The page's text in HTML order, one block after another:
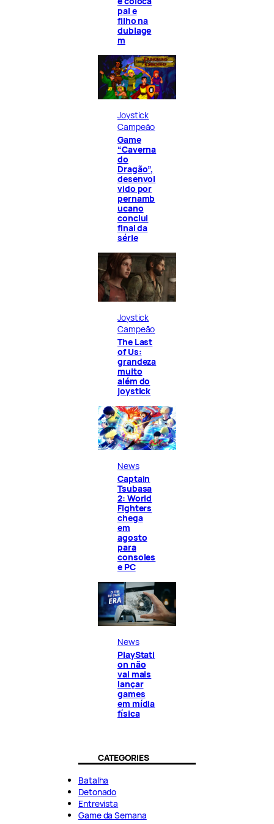
pai e
filho na
dublage
m
Joystick
Campeão
Game
“Caverna
do
Dragão”,
desenvol
vido por
pernamb
ucano
conclui
final da
série
Joystick
Campeão
The Last
of Us:
grandeza
muito
além do
joystick
News
Captain
Tsubasa
2: World
Fighters
chega
em
agosto
para
consoles
e PC
News
PlayStati
on não
vai mais
lançar
games
em mídia
física
CATEGORIES
Batalha
Detonado
Entrevista
Game da Semana